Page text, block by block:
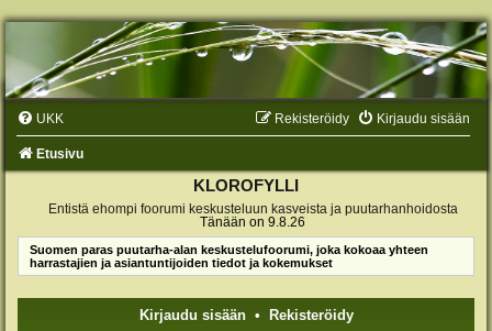
UKK Kirjaudu sisään
Rekisteröidy
Etusivu
KLOROFYLLI
Entistä ehompi foorumi keskusteluun kasveista ja puutarhanhoidosta
Tänään on 9.8.26
Suomen paras puutarha-alan keskustelufoorumi, joka kokoaa yhteen
harrastajien ja asiantuntijoiden tiedot ja kokemukset
Kirjaudu sisään• Rekisteröidy